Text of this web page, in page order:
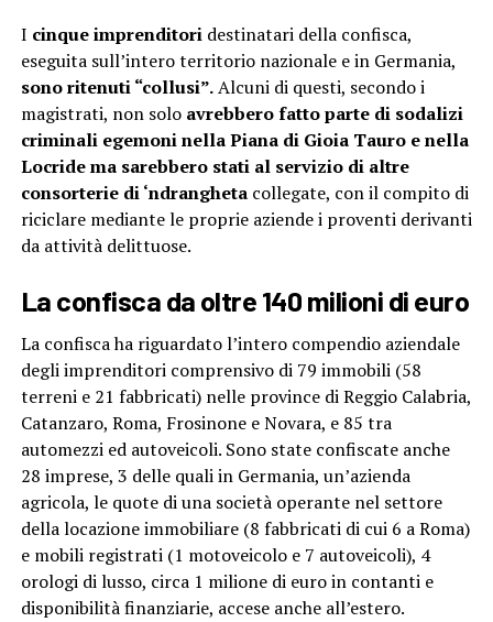
I cinque imprenditoridestinatari della confisca,
eseguita sull’intero territorio nazionale e in Germania,
sono ritenuti “collusi”.Alcuni di questi, secondo i
magistrati, non solo avrebbero fatto parte di sodalizi
criminali egemoni nella Piana di Gioia Tauro e nella
Locride ma sarebbero stati al servizio di altre
consorterie di ‘ndranghetacollegate, con il compito di
riciclare mediante le proprie aziende i proventi derivanti
da attività delittuose.
La confisca da oltre 140 milioni di euro
La confisca ha riguardato l’intero compendio aziendale
degli imprenditori comprensivo di 79 immobili (58
terreni e 21 fabbricati) nelle province di Reggio Calabria,
Catanzaro, Roma, Frosinone e Novara, e 85 tra
automezzi ed autoveicoli. Sono state confiscate anche
28 imprese, 3 delle quali in Germania, un’azienda
agricola, le quote di una società operante nel settore
della locazione immobiliare (8 fabbricati di cui 6 a Roma)
e mobili registrati (1 motoveicolo e 7 autoveicoli), 4
orologi di lusso, circa 1 milione di euro in contanti e
disponibilità finanziarie, accese anche all’estero.